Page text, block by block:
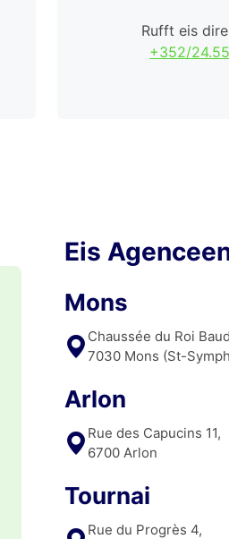
Rufft eis
+352/
Eis
Mons
Chaussée du Roi
7030 Mons (St-
Arlon
Rue des Capucins 11,
6700 Arlon
Tournai
Rue du Progrès 4,